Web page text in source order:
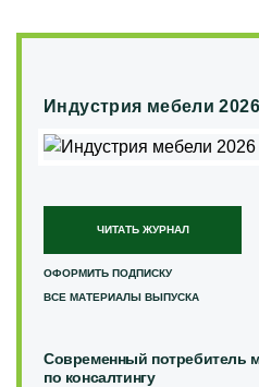
Индустрия мебели
ЧИТАТЬ ЖУРНАЛ
ОФОРМИТЬ ПОДПИСКУ
ВСЕ МАТЕРИАЛЫ ВЫПУСКА
Современный потребитель
по консалтингу